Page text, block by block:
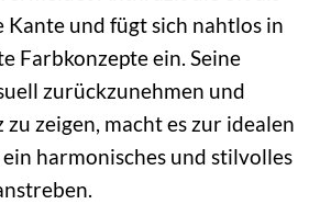
Kante und fügt sich nahtlos in
Farbkonzepte ein. Seine
zurückzunehmen und
zeigen, macht es zur idealen
harmonisches und stilvolles